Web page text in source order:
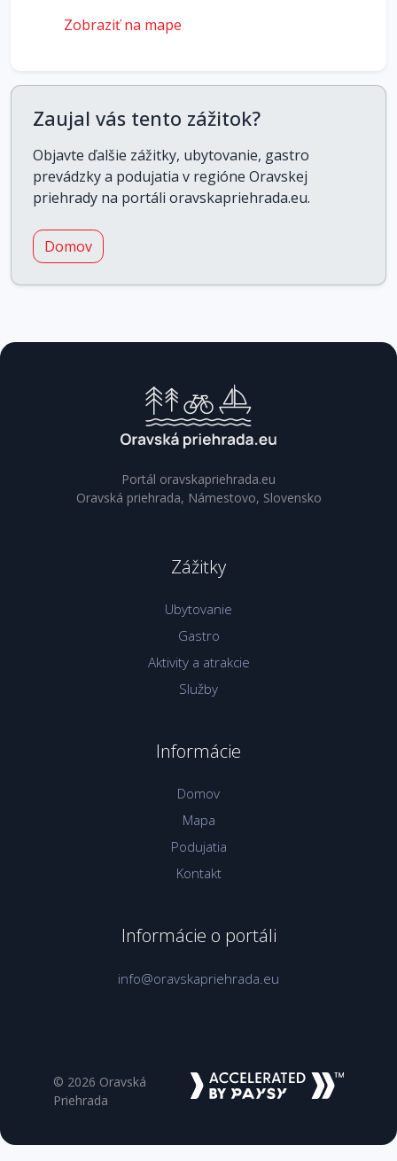
Zobraziť na mape
Zaujal vás tento zážitok?
Objavte ďalšie zážitky, ubytovanie, gastro
prevádzky a podujatia v regióne Oravskej
priehrady na portáli oravskapriehrada.eu.
Domov
Portál oravskapriehrada.eu
Oravská priehrada, Námestovo, Slovensko
Zážitky
Ubytovanie
Gastro
Aktivity a atrakcie
Služby
Informácie
Domov
Mapa
Podujatia
Kontakt
Informácie o portáli
info@oravskapriehrada.eu
© 2026 Oravská
Priehrada